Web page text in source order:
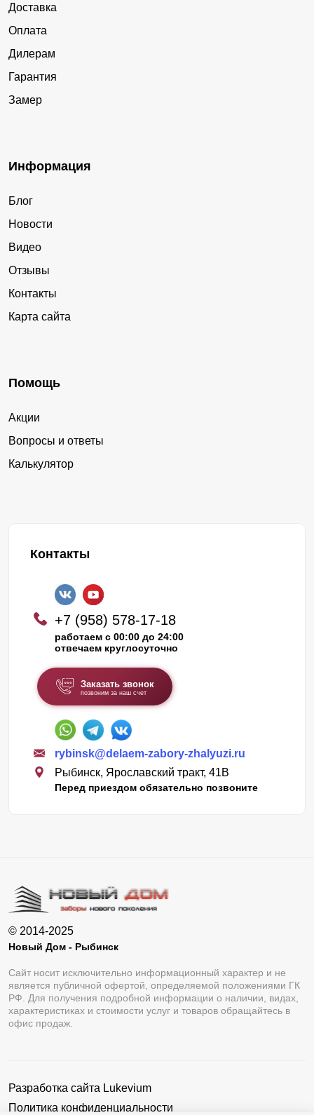
Доставка
Оплата
Дилерам
Гарантия
Замер
Информация
Блог
Новости
Видео
Отзывы
Контакты
Карта сайта
Помощь
Акции
Вопросы и ответы
Калькулятор
Контакты
+7 (958) 578-17-18
работаем с 00:00 до 24:00
отвечаем круглосуточно
Заказать звонок
позвоним за наш счет
rybinsk@delaem-zabory-zhalyuzi.ru
Рыбинск, Ярославский тракт, 41В
Перед приездом обязательно позвоните
© 2014-2025
Новый Дом - Рыбинск
Сайт носит исключительно информационный характер и не
является публичной офертой, определяемой положениями ГК
РФ. Для получения подробной информации о наличии, видах,
характеристиках и стоимости услуг и товаров обращайтесь в
офис продаж.
Разработка сайта Lukevium
Политика конфиденциальности